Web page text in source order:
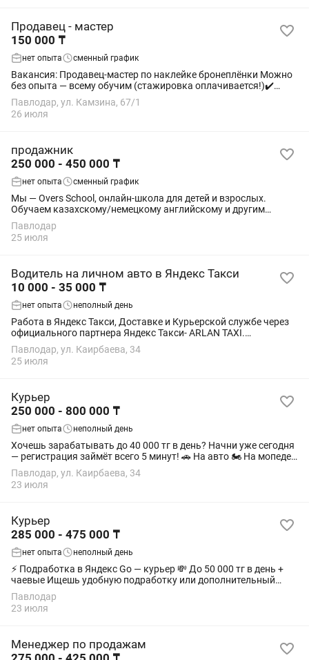
Продавец - мастер
150 000 ₸
нет опыта сменный график
Вакансия: Продавец-мастер по наклейке бронеплёнки Можно
без опыта — всему обучим (стажировка оплачивается!)✔️
Ищем аккуратного и общительного сотрудника, который
готов работать самостоятельно. С 18...
Павлодар, ул. Камзина, 67/1
26 июля
продажник
250 000 - 450 000 ₸
нет опыта сменный график
Мы — Overs School, онлайн-школа для детей и взрослых.
Обучаем казахскому/немецкому английскому и другим
направлениям Помимо основного обучения с нашими
преподавателями, мы запускаем закрытые...
Павлодар
25 июля
Водитель на личном авто в Яндекс Такси
10 000 - 35 000 ₸
нет опыта неполный день
Работа в Яндекс Такси, Доставке и Курьерской службе через
официального партнера Яндекс Такси- ARLAN TAXI.
Подключение онлайн за 5 минут — без визита в офис. Работа
сразу после...
Павлодар, ул. Каирбаева, 34
25 июля
Курьер
250 000 - 800 000 ₸
нет опыта неполный день
Хочешь зарабатывать до 40 000 тг в день? Начни уже сегодня
— регистрация займёт всего 5 минут! 🚗 На авто 🏍 На мопеде
🚴 На велосипеде 🚶 Пешие курьеры Сервис Яндекс Go (Еда)
предлагает выгодные...
Павлодар, ул. Каирбаева, 34
23 июля
Курьер
285 000 - 475 000 ₸
нет опыта неполный день
⚡ Подработка в Яндекс Go — курьер 💸 До 50 000 тг в день +
чаевые Ищешь удобную подработку или дополнительный
доход? Выходи на доставку и зарабатывай от 15 000 до 50 000
тг уже сегодня. 🇰🇿 Мы —...
Павлодар
23 июля
Менеджер по продажам